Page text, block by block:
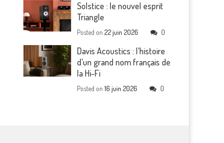
Solstice : le nouvel esprit
Triangle
Posted on22 juin 2026 0
Davis Acoustics : l’histoire
d’un grand nom français de
la Hi-Fi
Posted on16 juin 2026 0